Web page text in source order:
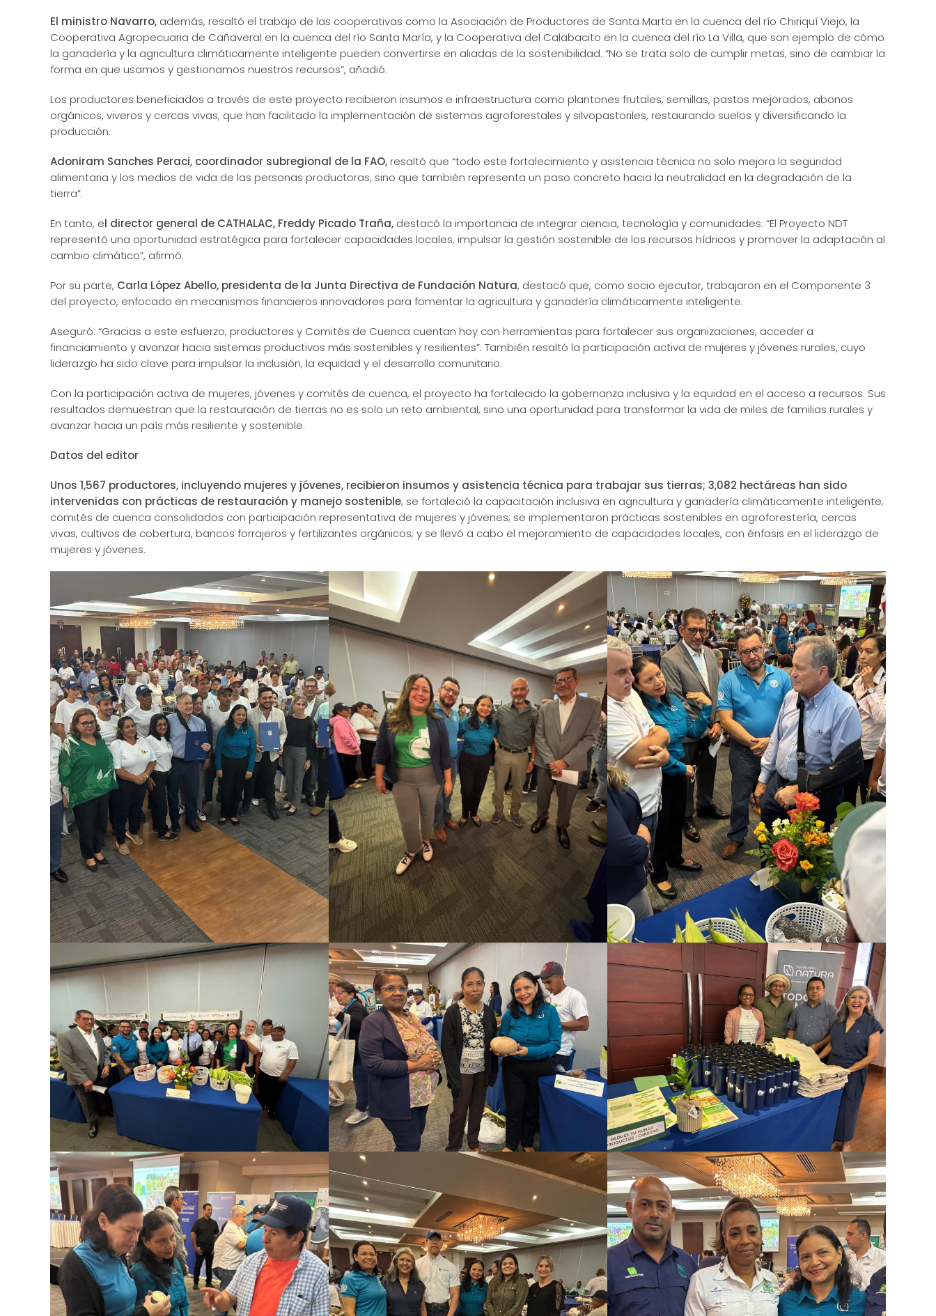
El ministro Navarro, además, resaltó el trabajo de las cooperativas como la Asociación de Productores de Santa Marta en la cuenca del río Chiriquí Viejo, la
Cooperativa Agropecuaria de Cañaveral en la cuenca del río Santa María, y la Cooperativa del Calabacito en la cuenca del río La Villa, que son ejemplo de cómo
la ganadería y la agricultura climáticamente inteligente pueden convertirse en aliadas de la sostenibilidad. “No se trata solo de cumplir metas, sino de cambiar la
forma en que usamos y gestionamos nuestros recursos”, añadió.
Los productores beneficiados a través de este proyecto recibieron insumos e infraestructura como plantones frutales, semillas, pastos mejorados, abonos
orgánicos, viveros y cercas vivas, que han facilitado la implementación de sistemas agroforestales y silvopastoriles, restaurando suelos y diversificando la
producción.
Adoniram Sanches Peraci, coordinador subregional de la FAO,resaltó que “todo este fortalecimiento y asistencia técnica no solo mejora la seguridad
alimentaria y los medios de vida de las personas productoras, sino que también representa un paso concreto hacia la neutralidad en la degradación de la
tierra”.
En tanto, el director general de CATHALAC, Freddy Picado Traña, destacó la importancia de integrar ciencia, tecnología y comunidades: “El Proyecto NDT
representó una oportunidad estratégica para fortalecer capacidades locales, impulsar la gestión sostenible de los recursos hídricos y promover la adaptación al
cambio climático”, afirmó.
Por su parte, Carla López Abello, presidenta de la Junta Directiva de Fundación Natura, destacó que, como socio ejecutor, trabajaron en el Componente 3
del proyecto, enfocado en mecanismos financieros innovadores para fomentar la agricultura y ganadería climáticamente inteligente.
Aseguró: “Gracias a este esfuerzo, productores y Comités de Cuenca cuentan hoy con herramientas para fortalecer sus organizaciones, acceder a
financiamiento y avanzar hacia sistemas productivos más sostenibles y resilientes”. También resaltó la participación activa de mujeres y jóvenes rurales, cuyo
liderazgo ha sido clave para impulsar la inclusión, la equidad y el desarrollo comunitario.
Con la participación activa de mujeres, jóvenes y comités de cuenca, el proyecto ha fortalecido la gobernanza inclusiva y la equidad en el acceso a recursos. Sus
resultados demuestran que la restauración de tierras no es solo un reto ambiental, sino una oportunidad para transformar la vida de miles de familias rurales y
avanzar hacia un país más resiliente y sostenible.
Datos del editor
Unos 1,567 productores, incluyendo mujeres y jóvenes, recibieron insumos y asistencia técnica para trabajar sus tierras; 3,082 hectáreas han sido
intervenidas con prácticas de restauración y manejo sostenible; se fortaleció la capacitación inclusiva en agricultura y ganadería climáticamente inteligente;
comités de cuenca consolidados con participación representativa de mujeres y jóvenes; se implementaron prácticas sostenibles en agroforestería, cercas
vivas, cultivos de cobertura, bancos forrajeros y fertilizantes orgánicos; y se llevó a cabo el mejoramiento de capacidades locales, con énfasis en el liderazgo de
mujeres y jóvenes.